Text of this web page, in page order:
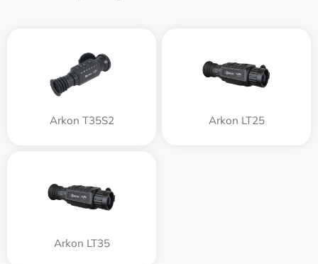
Arkon T35S2 Arkon LT25
Arkon LT35